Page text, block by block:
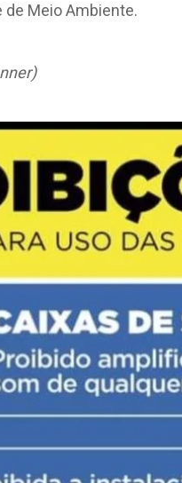
de Meio Ambiente.